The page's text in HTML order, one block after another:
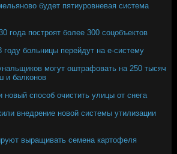
будет пятиуровневая система
года построят более 300 соцобъектов
году больницы перейдут на е-систему
могут оштрафовать на 250 тысяч
и балконов
способ очистить улицы от снега
внедрение новой системы утилизации
выращивать семена картофеля